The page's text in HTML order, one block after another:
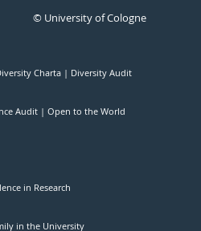
© University of Cologne
Charta Diversity Audit
Audit Open to the World
in Research
in the University